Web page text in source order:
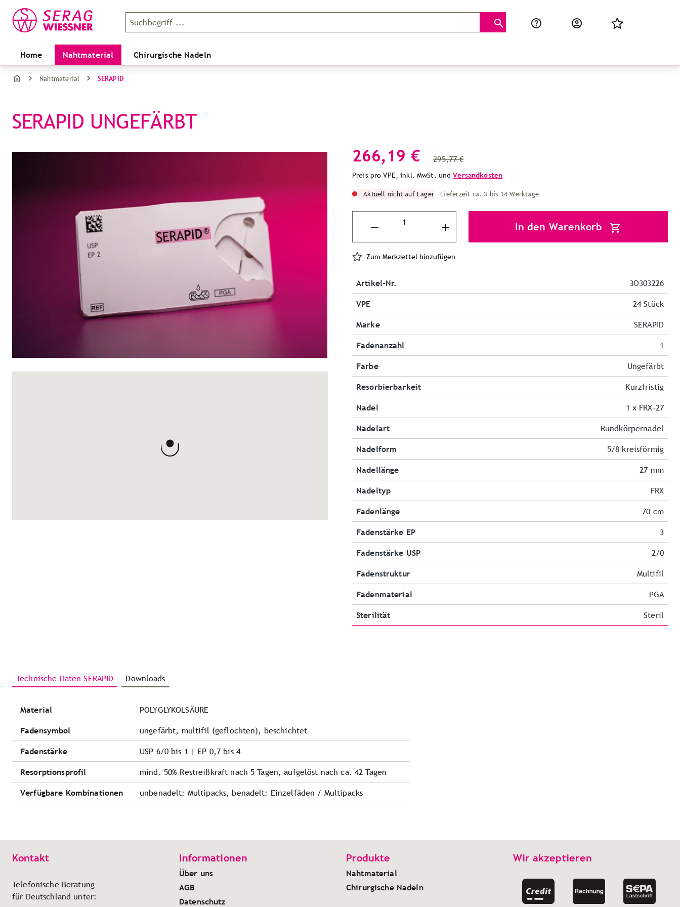
Home Nahtmaterial Chirurgische Nadeln
Nahtmaterial SERAPID
SERAPID UNGEFÄRBT
266,19 € 295,77 €
Preis pro VPE, inkl. MwSt. undVersandkosten
Aktuell nicht auf Lager Lieferzeit ca. 3 bis 14 Werktage
In den Warenkorb
Zum Merkzettel hinzufügen
Artikel-Nr. 3O303226
VPE 24 Stück
Marke SERAPID
Fadenanzahl 1
Farbe Ungefärbt
Resorbierbarkeit Kurzfristig
Nadel 1 x FRX-27
Nadelart Rundkörpernadel
Nadelform 5/8 kreisförmig
Nadellänge 27 mm
Nadeltyp FRX
Fadenlänge 70 cm
Fadenstärke EP 3
Fadenstärke USP 2/0
Fadenstruktur Multifil
Fadenmaterial PGA
Sterilität Steril
Technische Daten SERAPID Downloads
Material POLYGLYKOLSÄURE
Fadensymbol ungefärbt, multifil (geflochten), beschichtet
Fadenstärke USP 6/0 bis 1 | EP 0,7 bis 4
Resorptionsprofil mind. 50% Restreißkraft nach 5 Tagen, aufgelöst nach ca. 42 Tagen
Verfügbare Kombinationen unbenadelt: Multipacks, benadelt: Einzelfäden / Multipacks
Kontakt
Telefonische Beratung
für Deutschland unter:
Informationen
Über uns
AGB
Datenschutz
Produkte
Nahtmaterial
Chirurgische Nadeln
Wir akzeptieren